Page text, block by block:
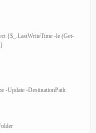
{$_.LastWriteTime -le (Get-
-Update -DestinationPath